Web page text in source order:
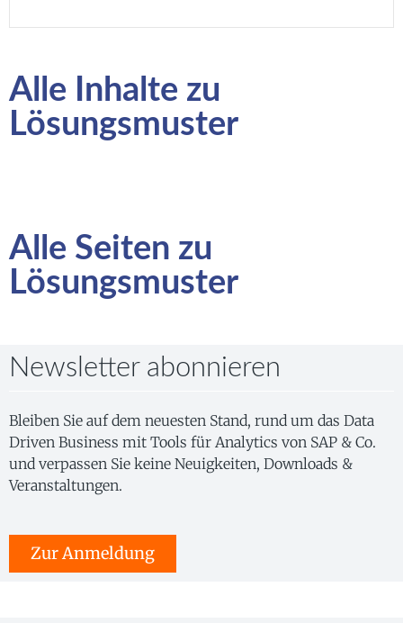
Alle Inhalte zu
Lösungsmuster
Alle Seiten zu
Lösungsmuster
Newsletter abonnieren
Bleiben Sie auf dem neuesten Stand, rund um das Data
Driven Business mit Tools für Analytics von SAP & Co.
und verpassen Sie keine Neuigkeiten, Downloads &
Veranstaltungen.
Zur Anmeldung